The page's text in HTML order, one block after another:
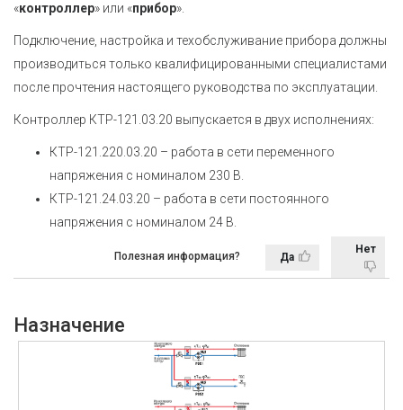
«контроллер» или «прибор».
Подключение, настройка и техобслуживание прибора должны
производиться только квалифицированными специалистами
после прочтения настоящего руководства по эксплуатации.
Контроллер КТР-121.03.20 выпускается в двух исполнениях:
КТР-121.220.03.20 – работа в сети переменного
напряжения с номиналом 230 В.
КТР-121.24.03.20 – работа в сети постоянного
напряжения с номиналом 24 В.
Полезная информация? Да
Нет
Назначение